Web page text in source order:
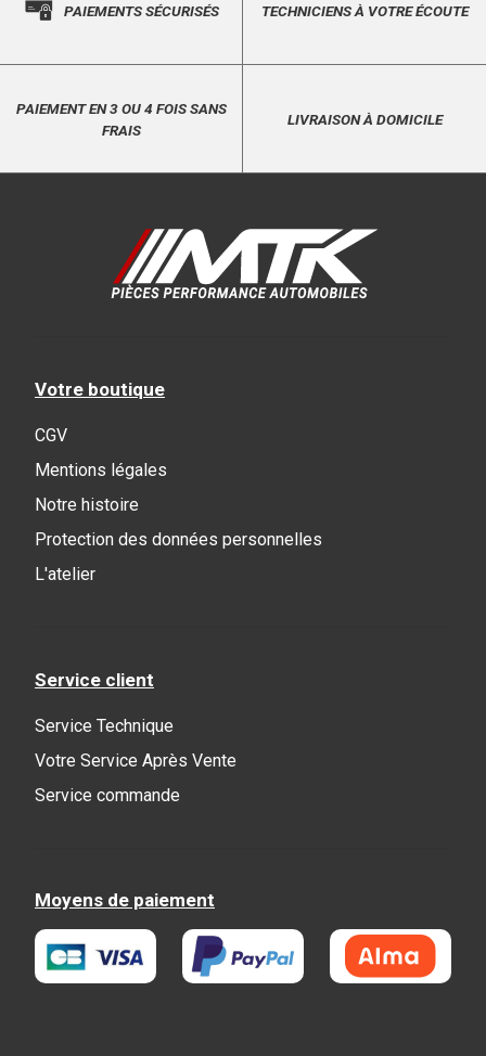
PAIEMENTS SÉCURISÉS TECHNICIENS À VOTRE ÉCOUTE
PAIEMENT EN 3 OU 4 FOIS SANS
FRAIS
LIVRAISON À DOMICILE
Votre boutique
CGV
Mentions légales
Notre histoire
Protection des données personnelles
L'atelier
Service client
Service Technique
Votre Service Après Vente
Service commande
Moyens de paiement